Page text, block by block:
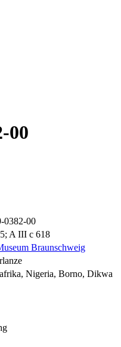
00
0382-00
A III c 618
Braunschweig
Nigeria, Borno, Dikwa